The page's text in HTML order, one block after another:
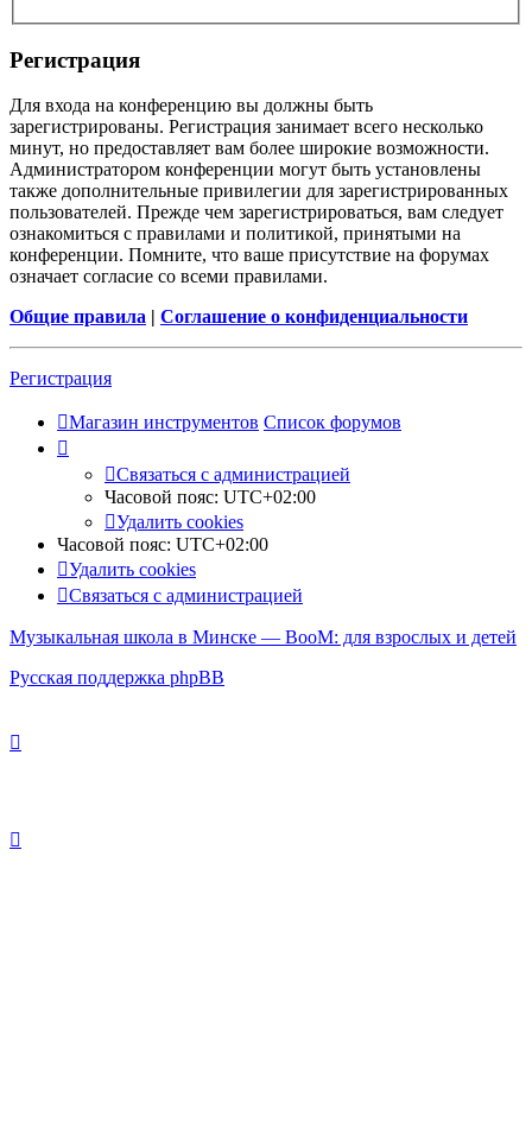
Регистрация
Для входа на конференцию вы должны быть
зарегистрированы. Регистрация занимает всего несколько
минут, но предоставляет вам более широкие возможности.
Администратором конференции могут быть установлены
также дополнительные привилегии для зарегистрированных
пользователей. Прежде чем зарегистрироваться, вам следует
ознакомиться с правилами и политикой, принятыми на
конференции. Помните, что ваше присутствие на форумах
означает согласие со всеми правилами.
Общие правила | Соглашение о конфиденциальности
Регистрация
Магазин инструментов Список форумов
Связаться с администрацией
Часовой пояс: UTC+02:00
Удалить cookies
Часовой пояс: UTC+02:00
Удалить cookies
Связаться с администрацией
Музыкальная школа в Минске — BooM: для взрослых и детей
Русская поддержка phpBB